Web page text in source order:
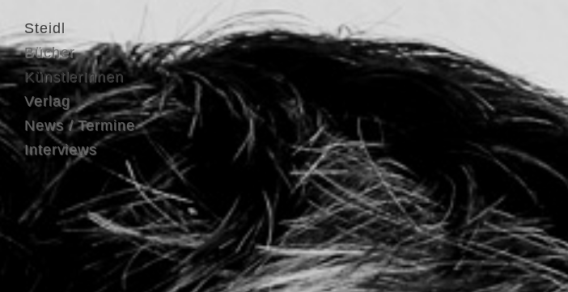
Steidl
Bücher
KünstlerInnen
Verlag
News / Termine
Interviews